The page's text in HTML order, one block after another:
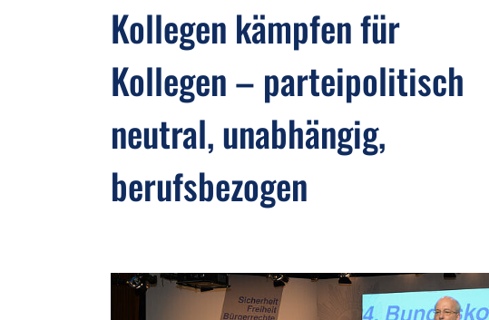
Kollegen kämpfen für
Kollegen – parteipolitisch
neutral, unabhängig,
berufsbezogen